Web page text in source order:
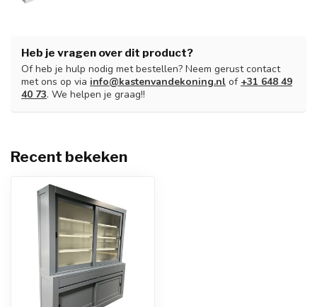
Heb je vragen over dit product?
Of heb je hulp nodig met bestellen? Neem gerust contact
met ons op via info@kastenvandekoning.nl of +31 648 49
40 73. We helpen je graag!!
Recent bekeken